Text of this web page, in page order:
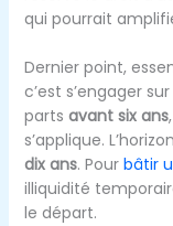
qui pourrait
Dernier point,
c’est s’engager
parts avant six ans
s’applique.
dix ans. Pour bâtir
illiquidité
le départ.